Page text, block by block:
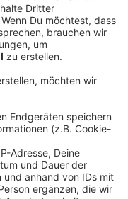
und auch die
inzwischen gut
des Walls,
und Radfahrern